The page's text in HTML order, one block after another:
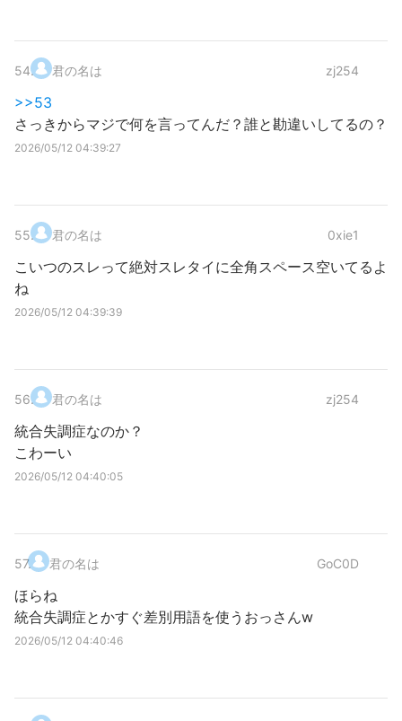
54. 君の名は zj254
>>53
さっきからマジで何を言ってんだ？誰と勘違いしてるの？
2026/05/12 04:39:27
55. 君の名は 0xie1
こいつのスレって絶対スレタイに全角スペース空いてるよ
ね
2026/05/12 04:39:39
56. 君の名は zj254
統合失調症なのか？
こわーい
2026/05/12 04:40:05
57. 君の名は GoC0D
ほらね
統合失調症とかすぐ差別用語を使うおっさんw
2026/05/12 04:40:46